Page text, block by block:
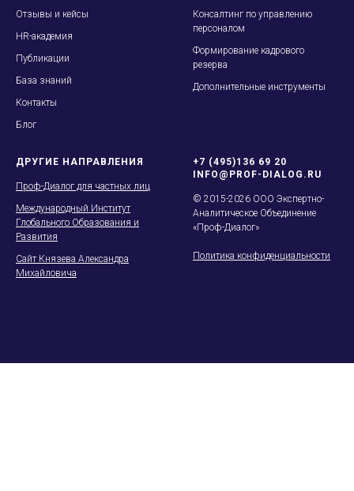
Отзывы и кейсы
HR-академия
Публикации
База знаний
Контакты
Блог
Консалтинг по управлению
персоналом
Формирование кадрового
резерва
Дополнительные инструменты
ДРУГИЕ НАПРАВЛЕНИЯ
Проф-Диалог для частных лиц
Международный Институт
Глобального Образования и
Развития
Сайт Князева Александра
Михайловича
+7 (495)136 69 20
INFO@PROF-DIALOG.RU
© 2015-2026 ООО Экспертно-
Аналитическое Объединение
«Проф-Диалог»
Политика конфиденциальности